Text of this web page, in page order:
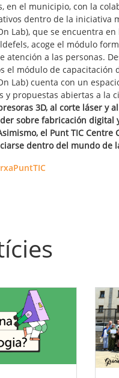
en el municipio, con la
dentro de la iniciativa
Lab), que se encuentra
acoge el módulo
atención a las personas.
el módulo de capacitación
Lab) cuenta con un
y propuestas abiertas a la
3D, al corte láser y
sobre fabricación digital
el Punt TIC
dentro del mundo de